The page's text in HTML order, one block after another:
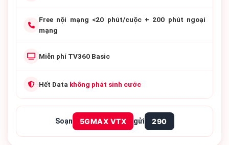
Free nội mạng <20 phút/cuộc+ 200 phút ngoại
mạng
Miễn phí TV360 Basic
Hết Data không phát sinh cước
Soạn 5GMAX VTX gửi 290